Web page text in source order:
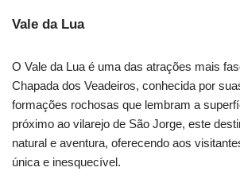
Vale da Lua
O Vale da Lua é uma das atrações mais
Chapada dos Veadeiros, conhecida por
formações rochosas que lembram a
próximo ao vilarejo de São Jorge, este
natural e aventura, oferecendo aos
única e inesquecível.